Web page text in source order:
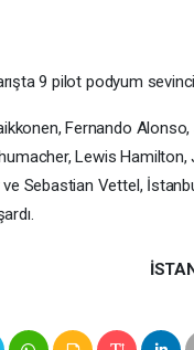
9 pilot podyum sevinci
Fernando
Lewis Hamilton,
Sebastian Vettel,